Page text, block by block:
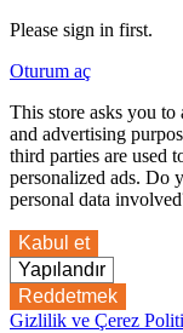
Please sign in first.
Oturum aç
This store asks you to
and advertising
third parties are used
personalized ads. Do
personal data
Kabul et
Yapılandır
Reddetmek
Gizlilik ve Çerez